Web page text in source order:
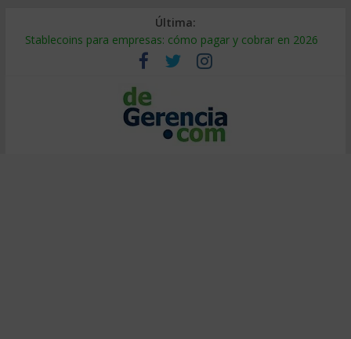
Última:
Stablecoins para empresas: cómo pagar y cobrar en 2026
Despido silencioso: qué es y por qué sale tan caro
IA en selección de personal: cómo auditarla a tiempo
Trabajo forzoso en la cadena de suministro: qué hacer
Mercado hispano de EE. UU.: cómo segmentarlo y venderle